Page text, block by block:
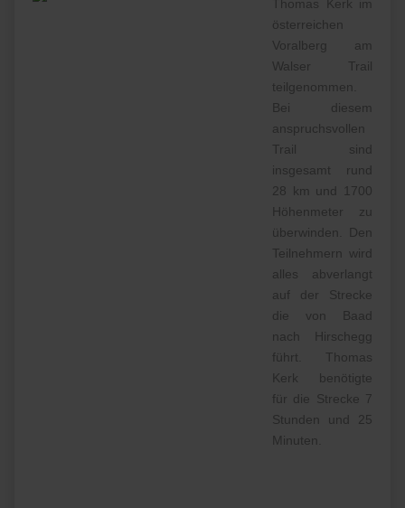
Thomas Kerk im
österreichen
Voralberg am
Walser Trail
teilgenommen.
Bei diesem
anspruchsvollen
Trail sind
insgesamt rund
28 km und 1700
Höhenmeter zu
überwinden. Den
Teilnehmern wird
alles abverlangt
auf der Strecke
die von Baad
nach Hirschegg
führt. Thomas
Kerk benötigte
für die Strecke 7
Stunden und 25
Minuten.